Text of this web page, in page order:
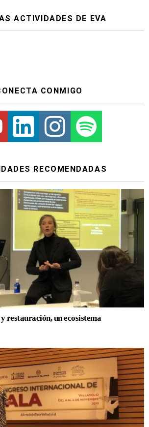
ACTIVIDADES DE EVA
CONMIGO
Linkedin Instagram Spotify
RECOMENDADAS
restauración, un ecosistema